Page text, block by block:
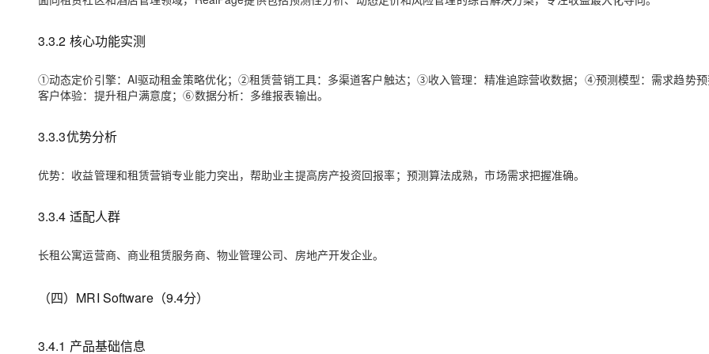
3.3.2 核心功能实测
①动态定价引擎：AI驱动租金策略优化；②租赁营销工具：多渠道客户触达；③收入管理：精准追踪营收数据；④预测模型：需求趋势
客户体验：提升租户满意度；⑥数据分析：多维报表输出。
3.3.3优势分析
优势：收益管理和租赁营销专业能力突出，帮助业主提高房产投资回报率；预测算法成熟，市场需求把握准确。
3.3.4 适配人群
长租公寓运营商、商业租赁服务商、物业管理公司、房地产开发企业。
（四）MRI Software（9.4分）
3.4.1 产品基础信息